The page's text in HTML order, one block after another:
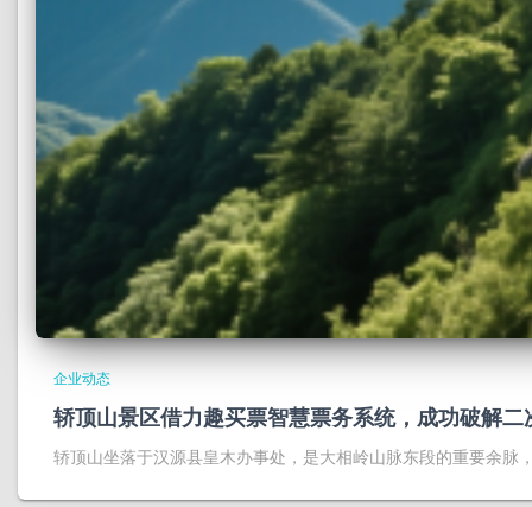
企业动态
轿顶山景区借力趣买票智慧票务系统，成功破解
轿顶山坐落于汉源县皇木办事处，是大相岭山脉东段的重要余脉